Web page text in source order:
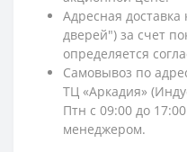
Адресная
дверей") за счет
определяется
Самовывоз по
ТЦ «Аркадия»
Птн с 09:00 до
менеджером.